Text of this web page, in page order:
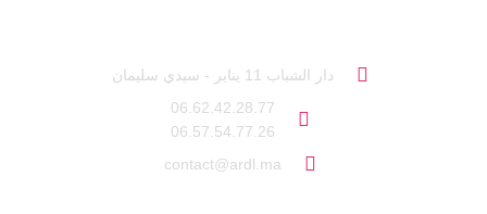
دار الشباب 11 يناير - سيدي سليمان
06.62.42.28.77
06.57.54.77.26
contact@ardl.ma